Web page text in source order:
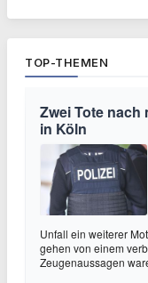
TOP-THEMEN
Zwei Tote
in Köln
Unfall ein weiterer
gehen von einem
Zeugenaussagen